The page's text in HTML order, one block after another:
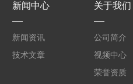
新闻中心
新闻资讯
技术文章
关于我们
公司简介
视频中心
荣誉资质